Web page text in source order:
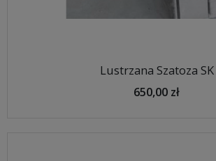
Lustrzana Szatoza SK
650,00 zł